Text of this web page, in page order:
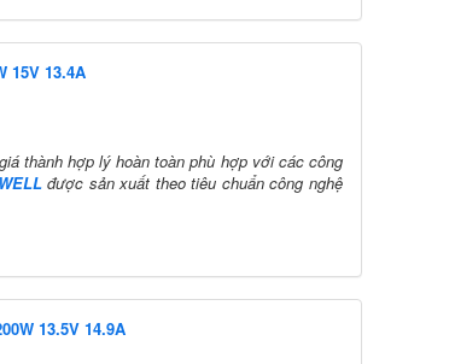
15V 13.4A
thành hợp lý hoàn toàn phù hợp với các công
được sản xuất theo tiêu chuẩn công nghệ
13.5V 14.9A